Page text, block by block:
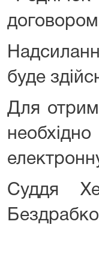
буде
Для
Суддя
Бездрабко